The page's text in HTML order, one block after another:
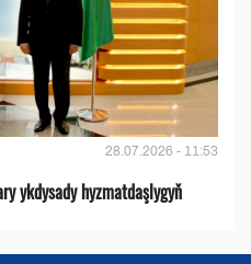
28.07.2026 - 11:53
ykdysady hyzmatdaşlygyň